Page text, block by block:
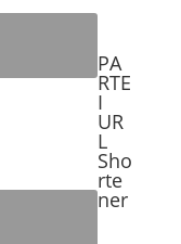
PA
RTE
I
UR
L
Sho
rte
ner